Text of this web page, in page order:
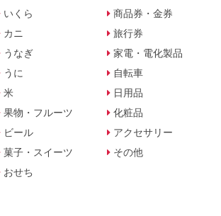
いくら
カニ
うなぎ
うに
米
果物・フルーツ
ビール
菓子・スイーツ
おせち
商品券・金券
旅行券
家電・電化製品
自転車
日用品
化粧品
アクセサリー
その他